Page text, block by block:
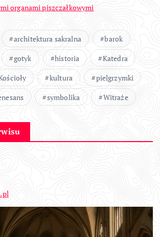
organami piszczałkowymi
architektura sakralna
barok
gotyk historia
Katedra
kultura
pielgrzymki
symbolika Witraże